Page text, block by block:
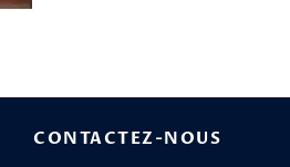
CONTACTEZ-NOUS